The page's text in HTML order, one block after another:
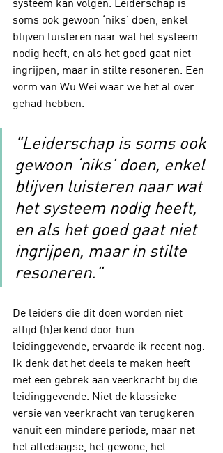
soms ook gewoon ‘niks’ doen, enkel
blijven luisteren naar wat het systeem
nodig heeft, en als het goed gaat niet
ingrijpen, maar in stilte resoneren. Een
vorm van Wu Wei waar we het al over
gehad hebben.
"Leiderschap is soms ook
gewoon ‘niks’ doen, enkel
blijven luisteren naar wat
het systeem nodig heeft,
en als het goed gaat niet
ingrijpen, maar in stilte
resoneren."
De leiders die dit doen worden niet
altijd (h)erkend door hun
leidinggevende, ervaarde ik recent nog.
Ik denk dat het deels te maken heeft
met een gebrek aan veerkracht bij die
leidinggevende. Niet de klassieke
versie van veerkracht van terugkeren
vanuit een mindere periode, maar net
het alledaagse, het gewone, het